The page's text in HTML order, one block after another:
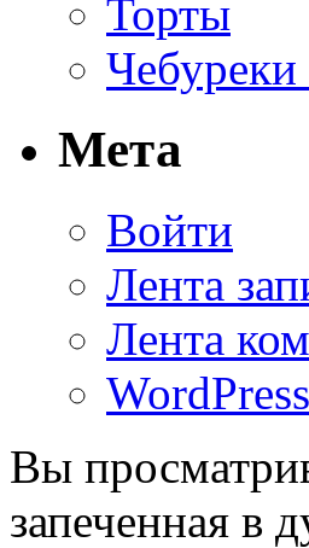
Торты
Мета
Войти
Лента
Лента
Вы
запеченная в